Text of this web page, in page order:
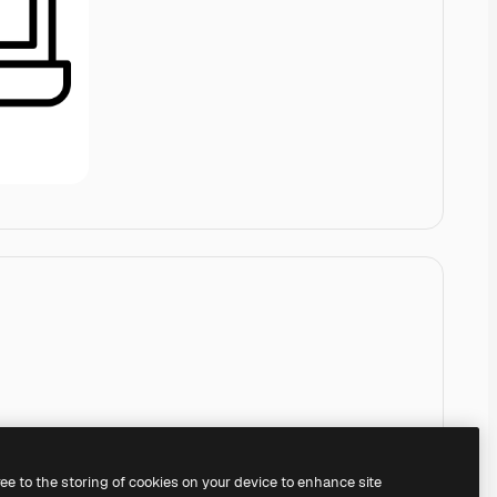
to the storing of cookies on your device to enhance site